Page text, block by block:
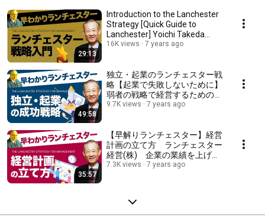
29:13
Introduction to the Lanchester
Strategy [Quick Guide to
Lanchester] Yoichi Takeda
explains the fi...
16K views 7 years ago
49:58
独立・起業のランチェスター戦
略【起業で失敗しないために】
弱者の戦略で経営するための基
本原則をランチェスター経営・
9.7K views 7 years ago
35:57
【早解りランチェスター】経営
計画の立て方 ランチェスター
経営(株) 企業の業績を上げる
ためにはどんな経営計画が有効
7.3K views 7 years ago